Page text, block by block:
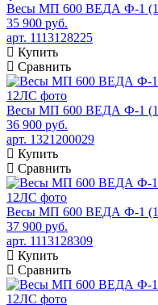
Весы МП 600 ВЕДА Ф-1
35 900 руб.
арт. 1113128225
Купить
Сравнить
Весы МП 600 ВЕДА Ф-1
36 900 руб.
арт. 1321200029
Купить
Сравнить
Весы МП 600 ВЕДА Ф-1
37 900 руб.
арт. 1113128309
Купить
Сравнить